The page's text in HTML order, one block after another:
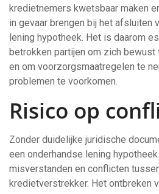
kredietnemers kwetsbaar maken
in gevaar brengen bij het afsluiten
lening hypotheek. Het is daarom
betrokken partijen om zich bewust
en om voorzorgsmaatregelen te
problemen te voorkomen.
Risico op
Zonder duidelijke juridische
een onderhandse lening
misverstanden en conflicten
kredietverstrekker. Het ontbreken